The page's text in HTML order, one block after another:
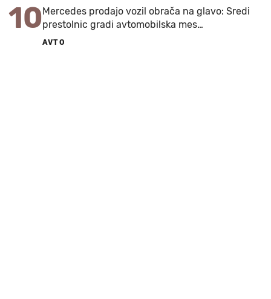
10 Mercedes prodajo vozil obrača na glavo: Sredi
prestolnic gradi avtomobilska mes…
AVTO